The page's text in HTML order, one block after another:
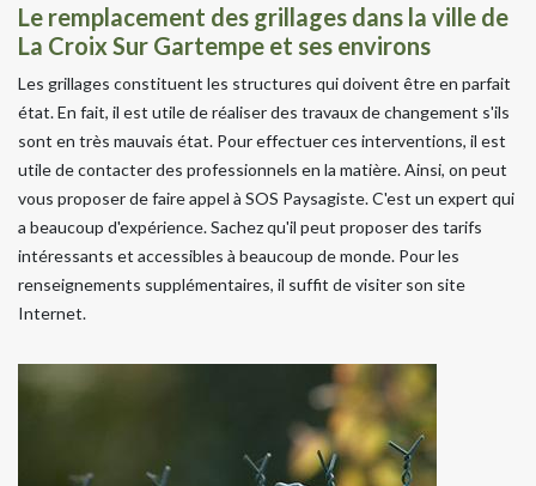
Le remplacement des grillages dans la ville de
La Croix Sur Gartempe et ses environs
Les grillages constituent les structures qui doivent être en parfait
état. En fait, il est utile de réaliser des travaux de changement s'ils
sont en très mauvais état. Pour effectuer ces interventions, il est
utile de contacter des professionnels en la matière. Ainsi, on peut
vous proposer de faire appel à SOS Paysagiste. C'est un expert qui
a beaucoup d'expérience. Sachez qu'il peut proposer des tarifs
intéressants et accessibles à beaucoup de monde. Pour les
renseignements supplémentaires, il suffit de visiter son site
Internet.